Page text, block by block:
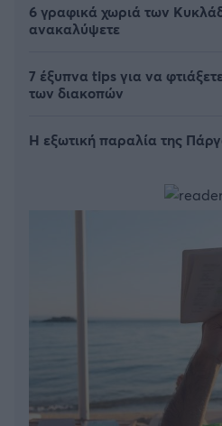
6 γραφικά χωριά των
ανακαλύψετε
7 έξυπνα tips για να
των διακοπών
Η εξωτική παραλία της